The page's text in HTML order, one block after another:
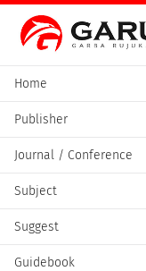
Home
Publisher
Journal / Conference
Subject
Suggest
Guidebook